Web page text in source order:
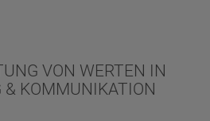
VON WERTEN IN
& KOMMUNIKATION